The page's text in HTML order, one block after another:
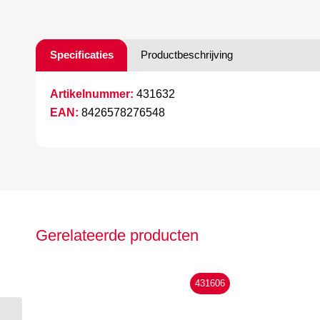
Specificaties Productbeschrijving
Artikelnummer: 431632
EAN: 8426578276548
Gerelateerde producten
431606